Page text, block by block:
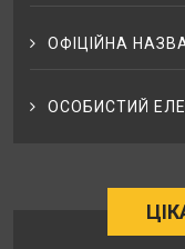
ОФІЦІЙНА
ОСОБИСТИЙ